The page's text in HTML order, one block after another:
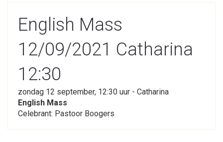
English Mass
12/09/2021 Catharina
12:30
zondag 12 september, 12:30 uur - Catharina
English Mass
Celebrant: Pastoor Boogers